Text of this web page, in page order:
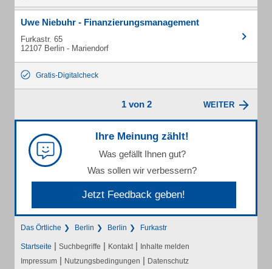
Uwe Niebuhr - Finanzierungsmanagement
Furkastr. 65
12107 Berlin - Mariendorf
Gratis-Digitalcheck
1 von 2 WEITER
Ihre Meinung zählt!
Was gefällt Ihnen gut?
Was sollen wir verbessern?
Jetzt Feedback geben!
Das Örtliche Berlin Berlin Furkastr
Startseite | Suchbegriffe | Kontakt | Inhalte melden
Impressum | Nutzungsbedingungen | Datenschutz